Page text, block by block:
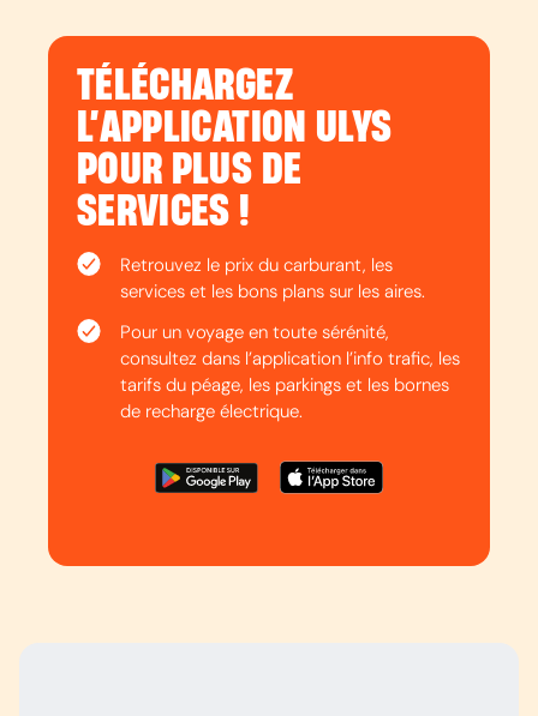
TÉLÉCHARGEZ
L’APPLICATION ULYS
POUR PLUS DE
SERVICES !
Retrouvez le prix du carburant, les
services et les bons plans sur les aires.
Pour un voyage en toute sérénité,
consultez dans l’application l’info trafic, les
tarifs du péage, les parkings et les bornes
de recharge électrique.